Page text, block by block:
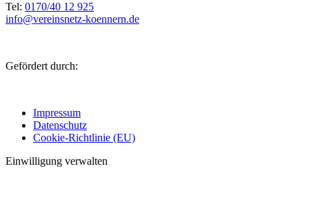
Tel: 0170/40 12 925
info@vereinsnetz-koennern.de
Gefördert durch:
Impressum
Datenschutz
Cookie-Richtlinie (EU)
Einwilligung verwalten